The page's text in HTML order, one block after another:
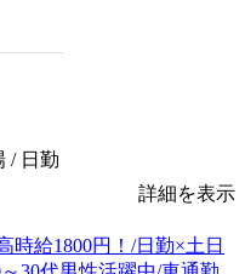
/ 日勤
詳細を表示